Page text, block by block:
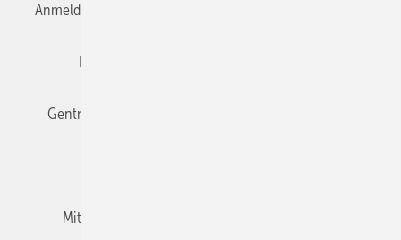
Anmelden
Gentner Verlag
Mitgliedschaften und Engagement